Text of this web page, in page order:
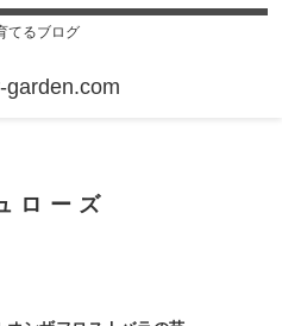
てるブログ
ローズ